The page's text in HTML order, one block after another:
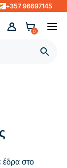
+357 96697145

0
έδρα στο